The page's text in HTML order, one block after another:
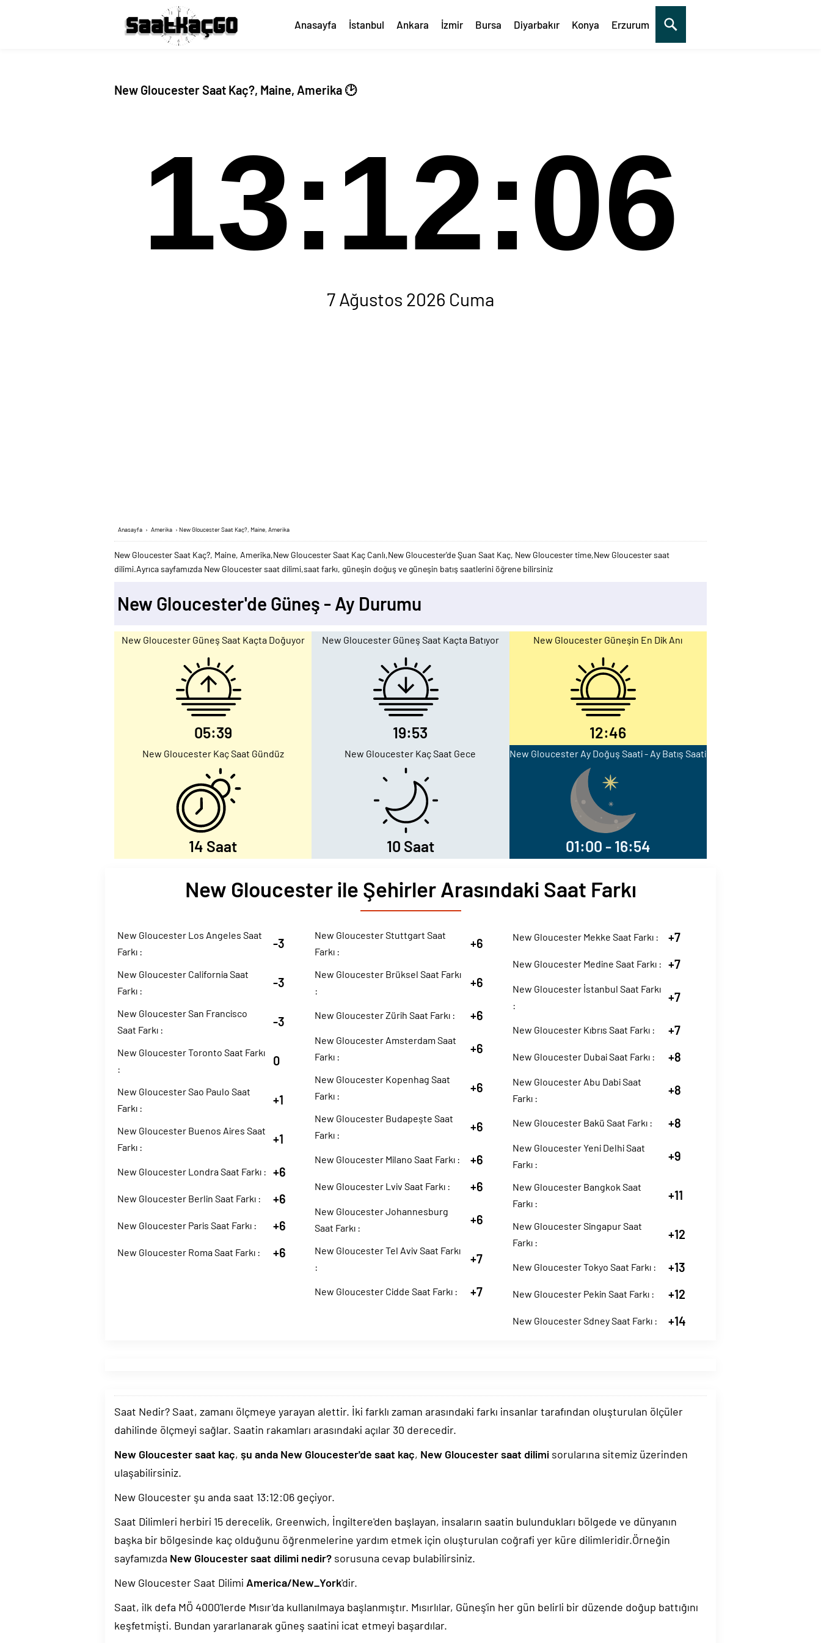
Anasayfa İstanbul Ankara İzmir Bursa Diyarbakır Konya Erzurum
New Gloucester Saat Kaç?, Maine, Amerika 🕑
13:12:06
7 Ağustos 2026 Cuma
Anasayfa › Amerika › New Gloucester Saat Kaç?, Maine, Amerika
New Gloucester Saat Kaç?, Maine, Amerika,New Gloucester Saat Kaç Canlı,New Gloucester'de Şuan Saat Kaç, New Gloucester time,New Gloucester saat
dilimi.Ayrıca sayfamızda New Gloucester saat dilimi,saat farkı, güneşin doğuş ve güneşin batış saatlerini öğrene bilirsiniz
New Gloucester'de Güneş - Ay Durumu
New Gloucester Güneş Saat Kaçta Doğuyor
05:39
New Gloucester Güneş Saat Kaçta Batıyor
19:53
New Gloucester Güneşin En Dik Anı
12:46
New Gloucester Kaç Saat Gündüz
14 Saat
New Gloucester Kaç Saat Gece
10 Saat
New Gloucester Ay Doğuş Saati - Ay Batış Saati
01:00 - 16:54
New Gloucester ile Şehirler Arasındaki Saat Farkı
New Gloucester Los Angeles Saat
Farkı :
-3
New Gloucester California Saat
Farkı :
-3
New Gloucester San Francisco
Saat Farkı :
-3
New Gloucester Toronto Saat Farkı
:
0
New Gloucester Sao Paulo Saat
Farkı :
+1
New Gloucester Buenos Aires Saat
Farkı :
+1
New Gloucester Londra Saat Farkı : +6
New Gloucester Berlin Saat Farkı : +6
New Gloucester Paris Saat Farkı : +6
New Gloucester Roma Saat Farkı : +6
New Gloucester Stuttgart Saat
Farkı :
+6
New Gloucester Brüksel Saat Farkı
:
+6
New Gloucester Zürih Saat Farkı : +6
New Gloucester Amsterdam Saat
Farkı :
+6
New Gloucester Kopenhag Saat
Farkı :
+6
New Gloucester Budapeşte Saat
Farkı :
+6
New Gloucester Milano Saat Farkı : +6
New Gloucester Lviv Saat Farkı : +6
New Gloucester Johannesburg
Saat Farkı :
+6
New Gloucester Tel Aviv Saat Farkı
:
+7
New Gloucester Cidde Saat Farkı : +7
New Gloucester Mekke Saat Farkı : +7
New Gloucester Medine Saat Farkı : +7
New Gloucester İstanbul Saat Farkı
:
+7
New Gloucester Kıbrıs Saat Farkı : +7
New Gloucester Dubai Saat Farkı : +8
New Gloucester Abu Dabi Saat
Farkı :
+8
New Gloucester Bakü Saat Farkı : +8
New Gloucester Yeni Delhi Saat
Farkı :
+9
New Gloucester Bangkok Saat
Farkı :
+11
New Gloucester Singapur Saat
Farkı :
+12
New Gloucester Tokyo Saat Farkı : +13
New Gloucester Pekin Saat Farkı : +12
New Gloucester Sdney Saat Farkı : +14
Saat Nedir? Saat, zamanı ölçmeye yarayan alettir. İki farklı zaman arasındaki farkı insanlar tarafından oluşturulan ölçüler
dahilinde ölçmeyi sağlar. Saatin rakamları arasındaki açılar 30 derecedir.
New Gloucester saat kaç, şu anda New Gloucester'de saat kaç, New Gloucester saat dilimi sorularına sitemiz üzerinden
ulaşabilirsiniz.
New Gloucester şu anda saat 13:12:06 geçiyor.
Saat Dilimleri herbiri 15 derecelik, Greenwich, İngiltere'den başlayan, insaların saatin bulundukları bölgede ve dünyanın
başka bir bölgesinde kaç olduğunu öğrenmelerine yardım etmek için oluşturulan coğrafi yer küre dilimleridir.Örneğin
sayfamızda New Gloucester saat dilimi nedir? sorusuna cevap bulabilirsiniz.
New Gloucester Saat Dilimi America/New_York'dir.
Saat, ilk defa MÖ 4000'lerde Mısır'da kullanılmaya başlanmıştır. Mısırlılar, Güneş'in her gün belirli bir düzende doğup battığını
keşfetmişti. Bundan yararlanarak güneş saatini icat etmeyi başardılar.